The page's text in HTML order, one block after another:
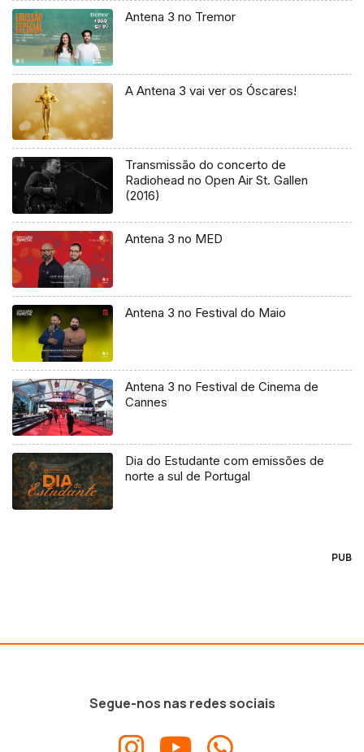
Antena 3 no Tremor
A Antena 3 vai ver os Óscares!
Transmissão do concerto de
Radiohead no Open Air St. Gallen
(2016)
Antena 3 no MED
Antena 3 no Festival do Maio
Antena 3 no Festival de Cinema de
Cannes
Dia do Estudante com emissões de
norte a sul de Portugal
PUB
Segue-nos nas redes sociais